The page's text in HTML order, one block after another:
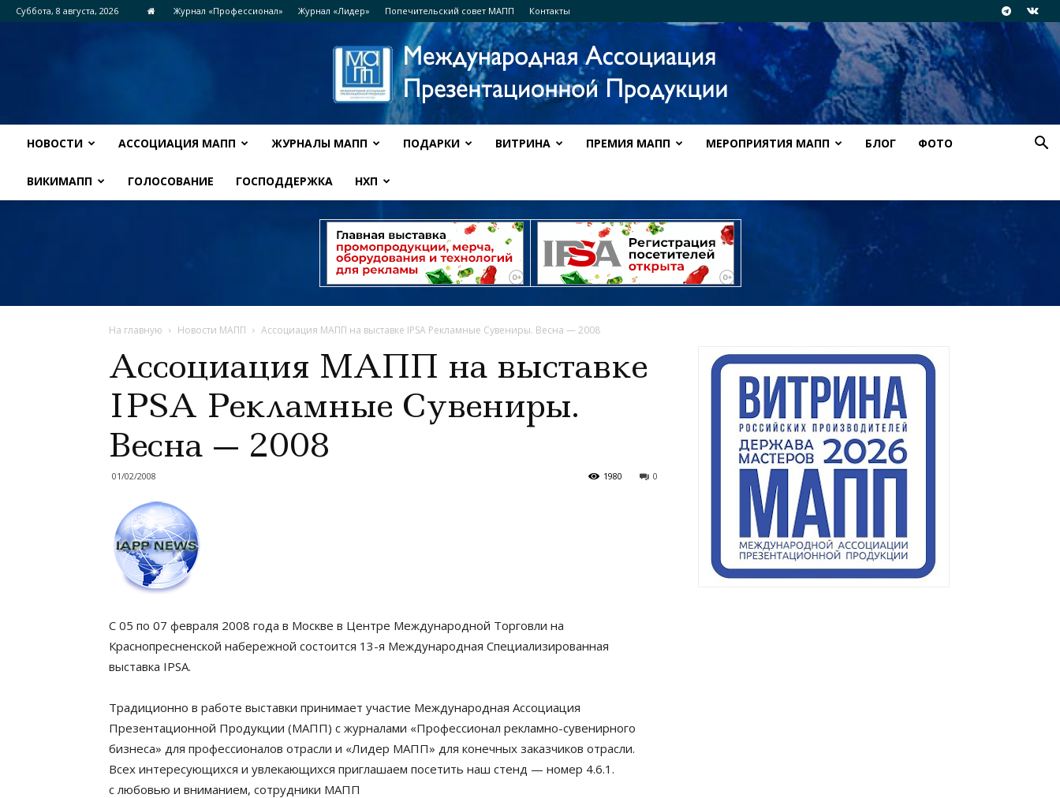
Суббота, 8 августа, 2026 Журнал «Профессионал» Журнал «Лидер» Попечительский совет МАПП Контакты
НОВОСТИ АССОЦИАЦИЯ МАПП ЖУРНАЛЫ МАПП ПОДАРКИ ВИТРИНА ПРЕМИЯ МАПП МЕРОПРИЯТИЯ МАПП БЛОГ ФОТО
ВИКИМАПП ГОЛОСОВАНИЕ ГОСПОДДЕРЖКА НХП
На главную Новости МАПП Ассоциация МАПП на выставке IPSA Рекламные Сувениры. Весна — 2008
Ассоциация МАПП на выставке
IPSA Рекламные Сувениры.
Весна — 2008
01/02/2008 0
1980
С 05 по 07 февраля 2008 года в Москве в Центре Международной Торговли на
Краснопресненской набережной состоится 13-я Международная Специализированная
выставка IPSA.
Традиционно в работе выставки принимает участие Международная Ассоциация
Презентационной Продукции (МАПП) с журналами «Профессионал рекламно-сувенирного
бизнеса» для профессионалов отрасли и «Лидер МАПП» для конечных заказчиков отрасли.
Всех интересующихся и увлекающихся приглашаем посетить наш стенд — номер 4.6.1.
с любовью и вниманием, сотрудники МАПП